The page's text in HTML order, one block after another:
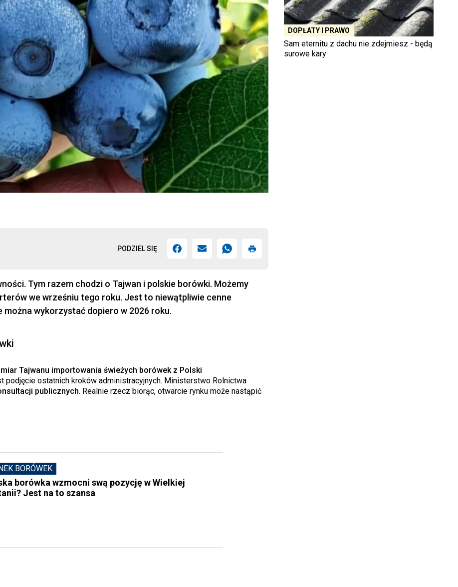
PODZIEL SIĘ
Tym razem chodzi o Tajwan i polskie borówki. Możemy
we wrześniu tego roku. Jest to niewątpliwie cenne
można wykorzystać dopiero w 2026 roku.
Tajwanu importowania świeżych borówek z Polski
podjęcie ostatnich kroków administracyjnych. Ministerstwo Rolnictwa
publicznych. Realnie rzecz biorąc, otwarcie rynku może nastąpić
BORÓWEK
borówka wzmocni swą pozycję w Wielkiej
Jest na to szansa
DOPŁATY I PRAWO
Sam eternitu z dachu nie zdejmiesz - będą
surowe kary